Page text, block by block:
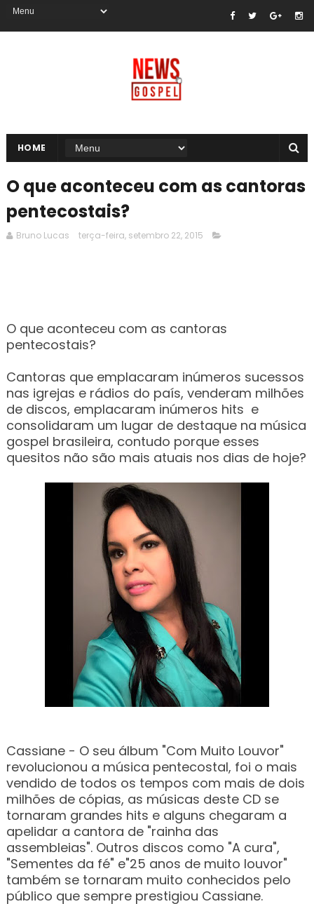
HOME
O que aconteceu com as cantoras
pentecostais?
Bruno Lucas terça-feira, setembro 22, 2015
O que aconteceu com as cantoras
pentecostais?
Cantoras que emplacaram inúmeros sucessos
nas igrejas e rádios do país, venderam milhões
de discos, emplacaram inúmeros hits e
consolidaram um lugar de destaque na música
gospel brasileira, contudo porque esses
quesitos não são mais atuais nos dias de hoje?
Cassiane - O seu álbum "Com Muito Louvor"
revolucionou a música pentecostal, foi o mais
vendido de todos os tempos com mais de dois
milhões de cópias, as músicas deste CD se
tornaram grandes hits e alguns chegaram a
apelidar a cantora de "rainha das
assembleias". Outros discos como "A cura",
"Sementes da fé" e"25 anos de muito louvor"
também se tornaram muito conhecidos pelo
público que sempre prestigiou Cassiane.